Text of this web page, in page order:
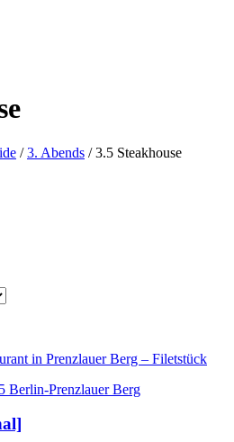
/ 3. Abends / 3.5 Steakhouse
in Prenzlauer Berg – Filetstück
Berlin-Prenzlauer Berg